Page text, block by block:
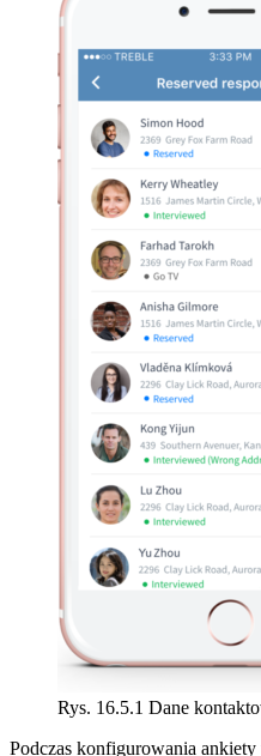
Rys. 16.5.1 Dane
Podczas konfigurowania